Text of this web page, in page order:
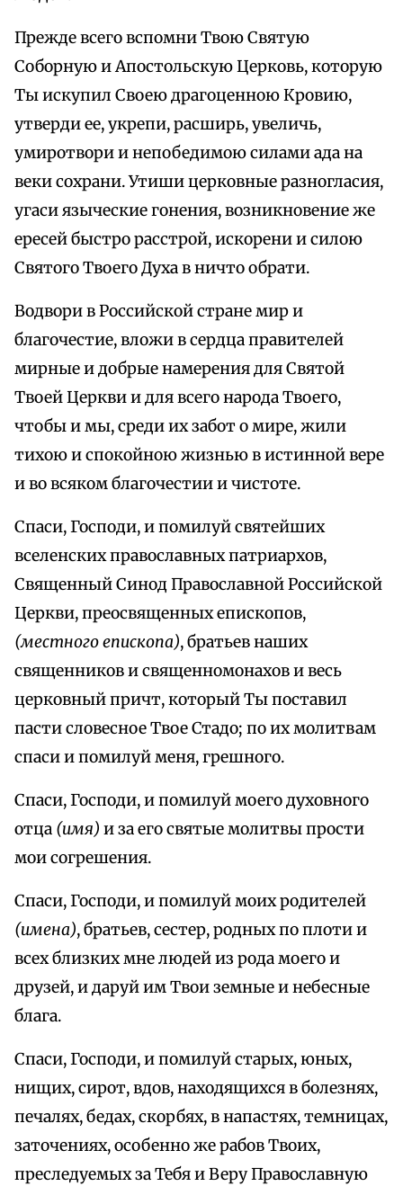
Прежде всего вспомни Твою Святую
Соборную и Апостольскую Церковь, которую
Ты искупил Своею драгоценною Кровию,
утверди ее, укрепи, расширь, увеличь,
умиротвори и непобедимою силами ада на
веки сохрани. Утиши церковные разногласия,
угаси языческие гонения, возникновение же
ересей быстро расстрой, искорени и силою
Святого Твоего Духа в ничто обрати.
Водвори в Российской стране мир и
благочестие, вложи в сердца правителей
мирные и добрые намерения для Святой
Твоей Церкви и для всего народа Твоего,
чтобы и мы, среди их забот о мире, жили
тихою и спокойною жизнью в истинной вере
и во всяком благочестии и чистоте.
Спаси, Господи, и помилуй святейших
вселенских православных патриархов,
Священный Синод Православной Российской
Церкви, преосвященных епископов,
(местного епископа), братьев наших
священников и священномонахов и весь
церковный причт, который Ты поставил
пасти словесное Твое Стадо; по их молитвам
спаси и помилуй меня, грешного.
Спаси, Господи, и помилуй моего духовного
отца (имя) и за его святые молитвы прости
мои согрешения.
Спаси, Господи, и помилуй моих родителей
(имена), братьев, сестер, родных по плоти и
всех близких мне людей из рода моего и
друзей, и даруй им Твои земные и небесные
блага.
Спаси, Господи, и помилуй старых, юных,
нищих, сирот, вдов, находящихся в болезнях,
печалях, бедах, скорбях, в напастях, темницах,
заточениях, особенно же рабов Твоих,
преследуемых за Тебя и Веру Православную